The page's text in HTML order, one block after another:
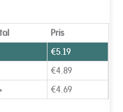
Pris
€5.19
€4.89
€4.69